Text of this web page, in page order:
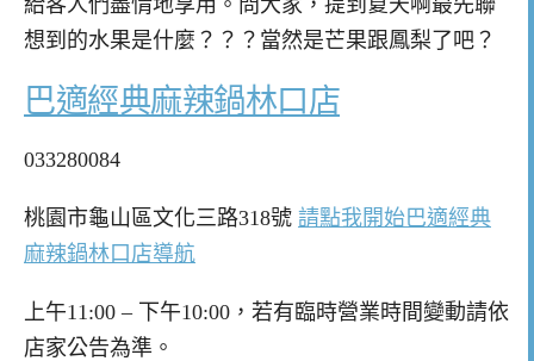
想到的水果是什麼？？？當然是芒果跟鳳梨了吧？
巴適經典麻辣鍋林口店
033280084
桃園市龜山區文化三路318號 請點我開始巴適經典
麻辣鍋林口店導航
上午11:00 – 下午10:00，若有臨時營業時間變動請依
店家公告為準。